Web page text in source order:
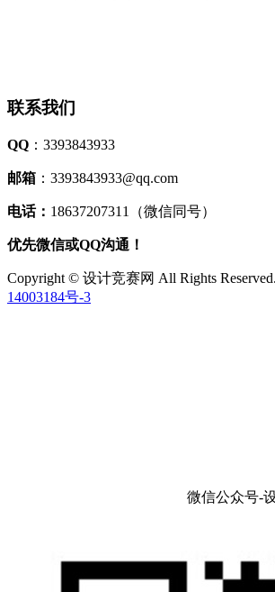
联系我们
QQ ：3393843933
邮箱 ：3393843933@qq.com
电话： 18637207311（微信同号）
优先微信或QQ沟通！
Copyright © 设计竞赛网 All Rights Reserved.
14003184号-3
微信公众号-